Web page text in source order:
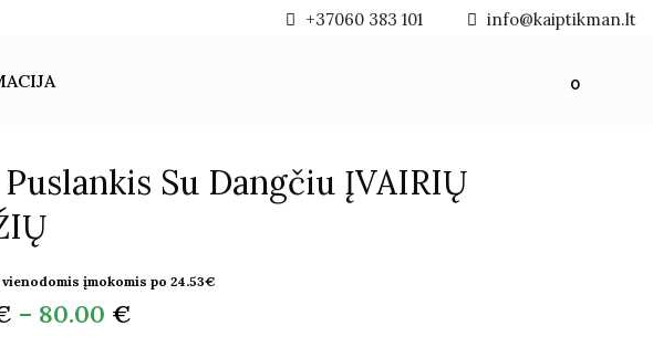
+37060 383 101 info@kaiptikman.lt
0
Puslankis Su Dangčiu ĮVAIRIŲ
įmokomis po 24.53€
– 80.00 €